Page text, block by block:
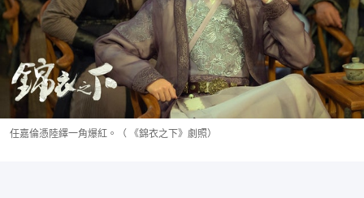
任嘉倫憑陸繹一角爆紅。（ 《錦衣之下》劇照）